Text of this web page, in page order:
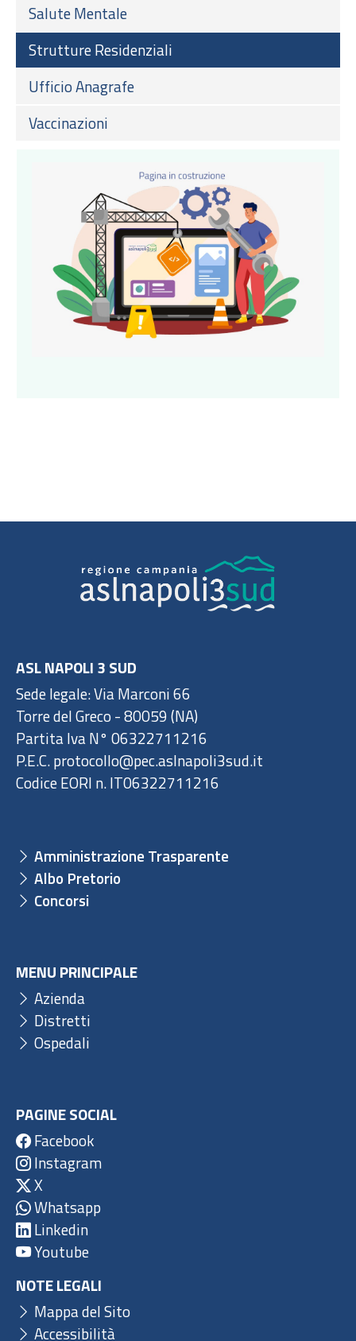
Salute Mentale
Strutture Residenziali
Ufficio Anagrafe
Vaccinazioni
ASL NAPOLI 3 SUD
Sede legale: Via Marconi 66
Torre del Greco - 80059 (NA)
Partita Iva N° 06322711216
P.E.C. protocollo@pec.aslnapoli3sud.it
Codice EORI n. IT06322711216
Amministrazione Trasparente
Albo Pretorio
Concorsi
MENU PRINCIPALE
Azienda
Distretti
Ospedali
PAGINE SOCIAL
Facebook
Instagram
X
Whatsapp
Linkedin
Youtube
NOTE LEGALI
Mappa del Sito
Accessibilità